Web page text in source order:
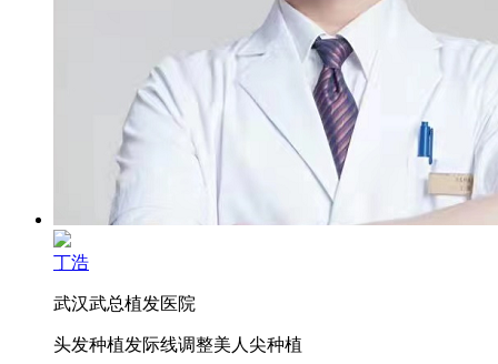
丁浩
武汉武总植发医院
头发种植发际线调整美人尖种植